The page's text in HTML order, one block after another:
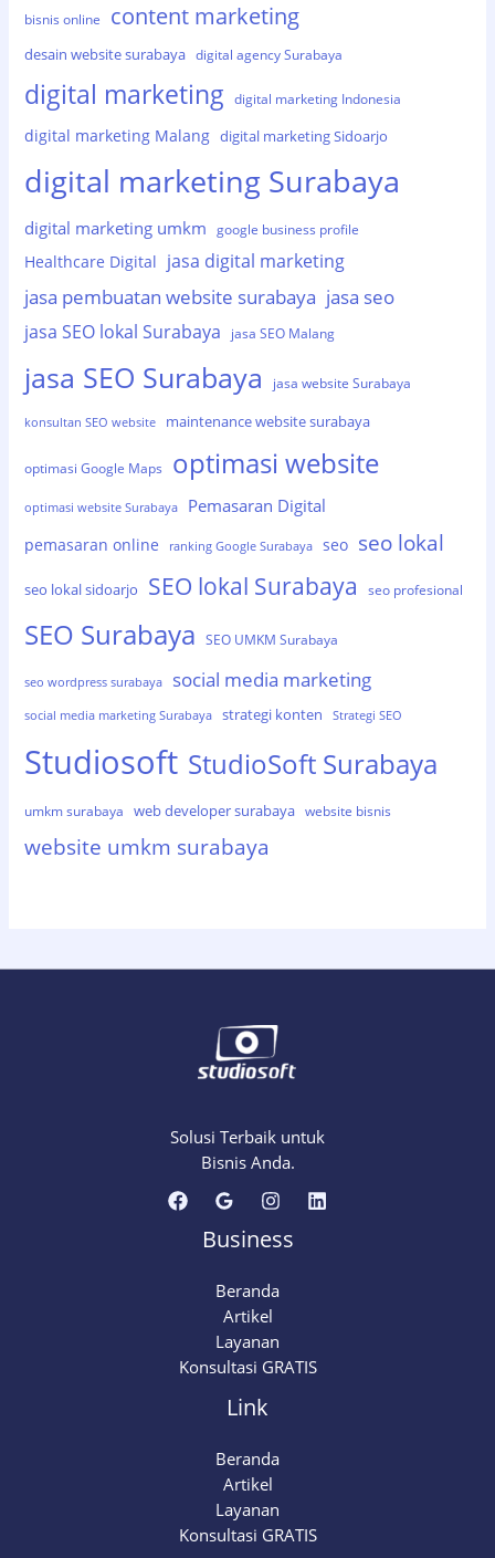
bisnis online content marketing
desain website surabaya digital agency Surabaya
digital marketing digital marketing Indonesia
digital marketing Malang digital marketing Sidoarjo
digital marketing Surabaya
digital marketing umkm google business profile
Healthcare Digital jasa digital marketing
jasa pembuatan website surabaya jasa seo
jasa SEO lokal Surabaya jasa SEO Malang
jasa SEO Surabaya jasa website Surabaya
konsultan SEO website maintenance website surabaya
optimasi Google Maps optimasi website
optimasi website Surabaya Pemasaran Digital
pemasaran online ranking Google Surabaya seo seo lokal
seo lokal sidoarjo SEO lokal Surabaya seo profesional
SEO Surabaya SEO UMKM Surabaya
seo wordpress surabaya social media marketing
social media marketing Surabaya strategi konten Strategi SEO
Studiosoft StudioSoft Surabaya
umkm surabaya web developer surabaya website bisnis
website umkm surabaya
Solusi Terbaik untuk
Bisnis Anda.
Business
Beranda
Artikel
Layanan
Konsultasi GRATIS
Link
Beranda
Artikel
Layanan
Konsultasi GRATIS